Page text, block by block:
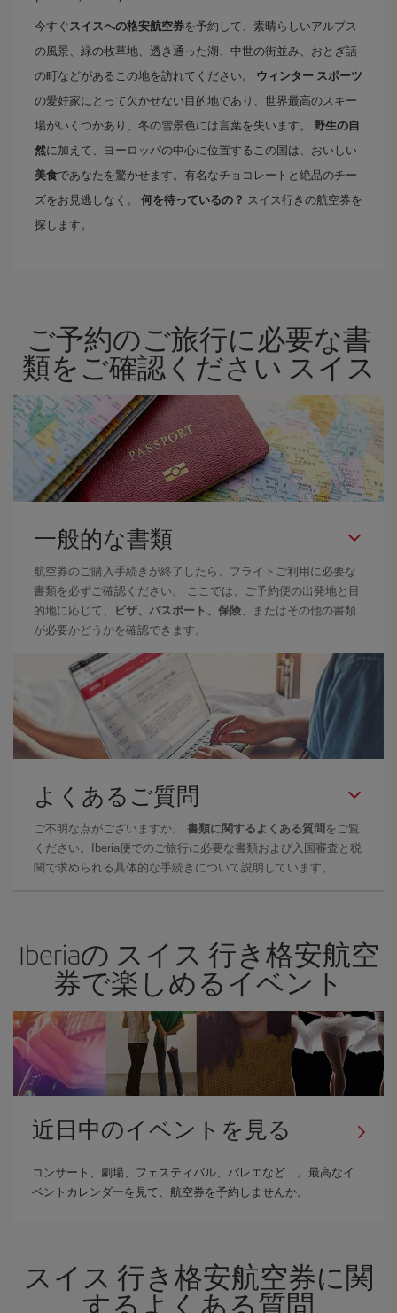
今すぐ スイスへの格安航空券を予約して、素晴らしいアルプス
の風景、緑の牧草地、透き通った湖、中世の街並み、おとぎ話
の町などがあるこの地を訪れてください。 ウィンター スポーツ
の愛好家にとって欠かせない目的地であり、世界最高のスキー
場がいくつかあり、冬の雪景色には言葉を失います。 野生の自
然に加えて、ヨーロッパの中心に位置するこの国は、おいしい
美食であなたを驚かせます。有名なチョコレートと絶品のチー
ズをお見逃しなく。 何を待っているの？ スイス行きの航空券を
探します。
ご予約のご旅行に必要な書
類をご確認ください スイス
一般的な書類
航空券のご購入手続きが終了したら、フライトご利用に必要な
書類を必ずご確認ください。 ここでは、ご予約便の出発地と目
的地に応じて、
ビザ、パスポート、保険 、またはその他の書類
が必要かどうかを確認できます。
よくあるご質問
ご不明な点がございますか。 書類に関するよくある質問 をご覧
ください。Iberia便でのご旅行に必要な書類および入国審査と税
関で求められる具体的な手続きについて説明しています。
Iberiaの スイス 行き格安航空
券で楽しめるイベント
近日中のイベントを見る
コンサート、劇場、フェスティバル、バレエなど…。最高なイ
ベントカレンダーを見て、航空券を予約しませんか。
スイス 行き格安航空券に関
するよくある質問